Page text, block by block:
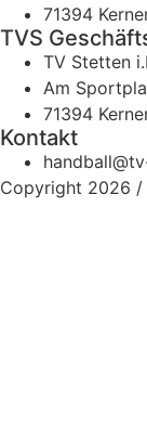
71394
TVS
TV Stetten
Am
71394
Kontakt
Copyright 2026 /